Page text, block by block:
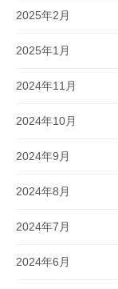
2025年2月
2025年1月
2024年11月
2024年10月
2024年9月
2024年8月
2024年7月
2024年6月